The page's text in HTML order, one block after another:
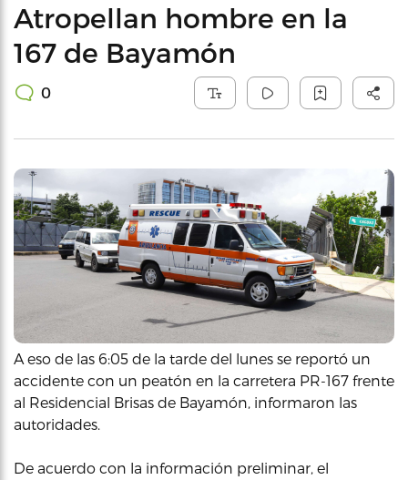
Atropellan hombre en la
167 de Bayamón
0
A eso de las 6:05 de la tarde del lunes se reportó un
accidente con un peatón en la carretera PR-167 frente
al Residencial Brisas de Bayamón, informaron las
autoridades.
De acuerdo con la información preliminar, el